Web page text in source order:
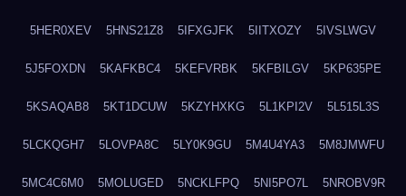
5HER0XEV 5HNS21Z8 5IFXGJFK 5IITXOZY 5IVSLWGV
5J5FOXDN 5KAFKBC4 5KEFVRBK 5KFBILGV 5KP635PE
5KSAQAB8 5KT1DCUW 5KZYHXKG 5L1KPI2V 5L515L3S
5LCKQGH7 5LOVPA8C 5LY0K9GU 5M4U4YA3 5M8JMWFU
5MC4C6M0 5MOLUGED 5NCKLFPQ 5NI5PO7L 5NROBV9R